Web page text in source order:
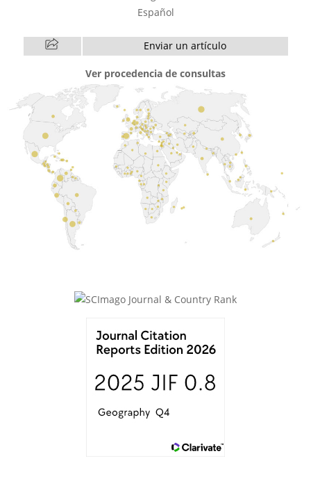
Español
Enviar un artículo
Ver procedencia de consultas